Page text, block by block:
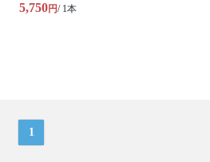
5,750円/ 1本
1